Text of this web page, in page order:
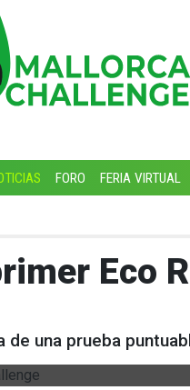
FORO FERIA VIRTUAL
Eco
de una prueba